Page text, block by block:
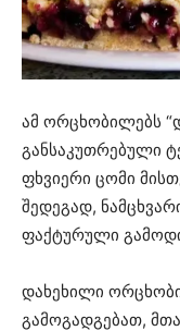
ამ ორცხობილებს
განსაკუთრებული
ფხვიერი ცომი
შედეგად,
ფაქტურული
დახეხილი
გამოგადგებათ,